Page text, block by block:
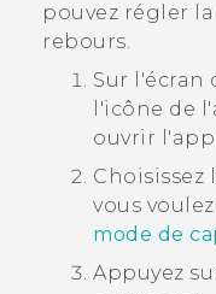
pouvez régler
rebours.
Sur l'écran
l'icône de
ouvrir
Choisissez
vous
mode de
Appuyez